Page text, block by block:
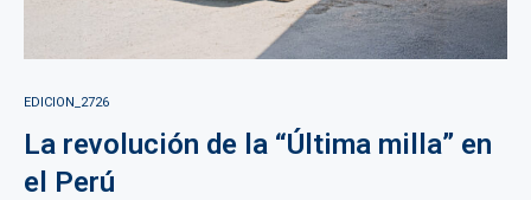
EDICION_2726
La revolución de la “Última milla” en
el Perú